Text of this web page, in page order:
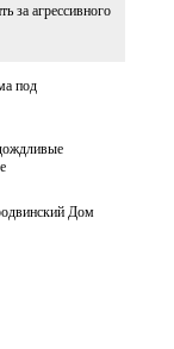
за агрессивного
под
Дом